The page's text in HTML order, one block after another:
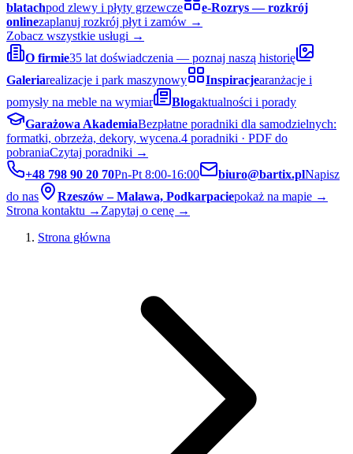
blatachpod zlewy i płyty grzewcze
e-Rozrys — rozkrój
onlinezaplanuj rozkrój płyt i zamów →
Zobacz wszystkie usługi →
O firmie35 lat doświadczenia — poznaj naszą historię
Galeriarealizacje i park maszynowy Inspiracjearanżacje i
pomysły na meble na wymiar
Blogaktualności i porady
Garażowa AkademiaBezpłatne poradniki dla samodzielnych:
formatki, obrzeża, dekory, wycena.4 poradniki · PDF do
pobraniaCzytaj poradniki →
+48 798 90 20 70Pn-Pt 8:00-16:00 biuro@bartix.plNapisz
do nas
Rzeszów – Malawa, Podkarpaciepokaż na mapie →
Strona kontaktu → Zapytaj o cenę →
Strona główna